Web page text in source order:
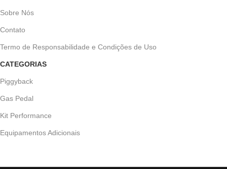
Sobre Nós
Contato
Termo de Responsabilidade e Condições de Uso
CATEGORIAS
Piggyback
Gas Pedal
Kit Performance
Equipamentos Adicionais